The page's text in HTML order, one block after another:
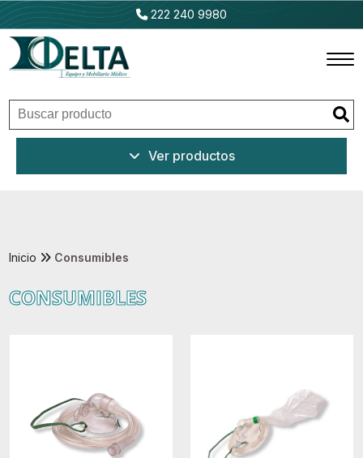
222 240 9980
Inicio
Outlet
Ventajas
Ver productos
Inicio Consumibles
CONSUMIBLES